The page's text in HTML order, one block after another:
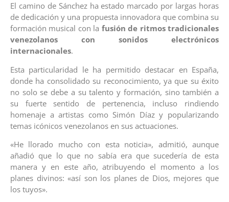
El camino de Sánchez ha estado marcado por largas horas
de dedicación y una propuesta innovadora que combina su
formación musical con la fusión de ritmos tradicionales
venezolanos con sonidos electrónicos
internacionales.
Esta particularidad le ha permitido destacar en España,
donde ha consolidado su reconocimiento, ya que su éxito
no solo se debe a su talento y formación, sino también a
su fuerte sentido de pertenencia, incluso rindiendo
homenaje a artistas como Simón Díaz y popularizando
temas icónicos venezolanos en sus actuaciones.
«He llorado mucho con esta noticia», admitió, aunque
añadió que lo que no sabía era que sucedería de esta
manera y en este año, atribuyendo el momento a los
planes divinos: «así son los planes de Dios, mejores que
los tuyos».